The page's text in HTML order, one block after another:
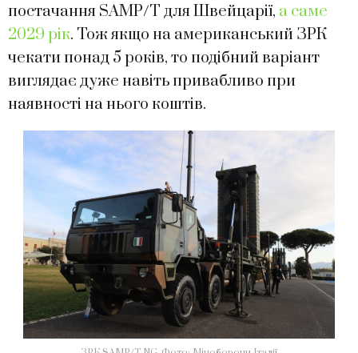
постачання SAMP/T для Швейцарії, а саме
2029 рік. Тож якщо на американський ЗРК
чекати понад 5 років, то подібний варіант
виглядає дуже навіть привабливо при
наявності на нього коштів.